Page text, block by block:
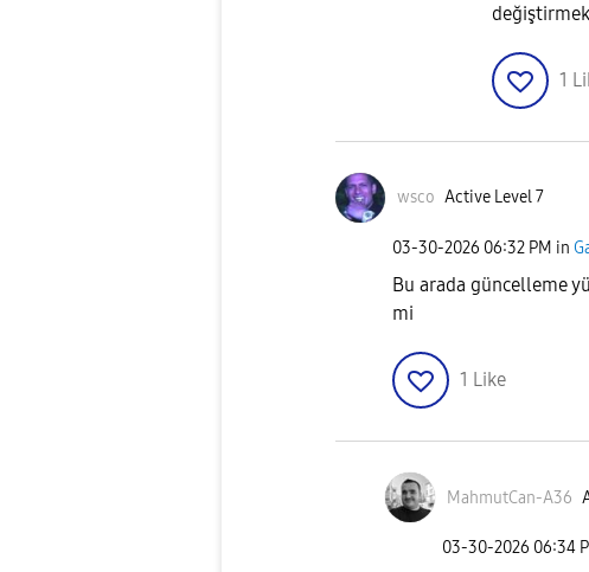
1
wsco Active Level 7
‎03-30-2026 06:32 PM in
Bu arada güncelleme
mi
1 Like
MahmutCan-A36
‎03-30-2026 06:34